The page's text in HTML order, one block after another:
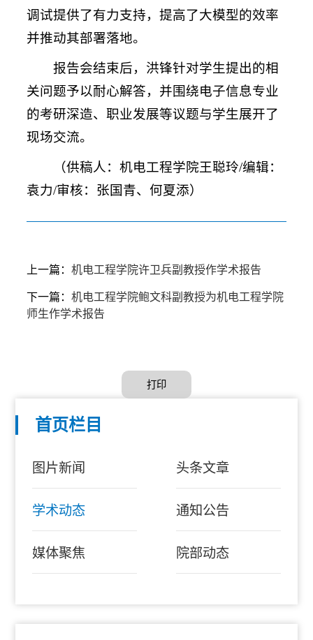
调试提供了有力支持，提高了大模型的效率
并推动其部署落地。
报告会结束后，洪锋针对学生提出的相
关问题予以耐心解答，并围绕电子信息专业
的考研深造、职业发展等议题与学生展开了
现场交流。
（供稿人：机电工程学院王聪玲/编辑：
袁力/审核：张国青、何夏添）
上一篇：机电工程学院许卫兵副教授作学术报告
下一篇：机电工程学院鲍文科副教授为机电工程学院
师生作学术报告
打印
首页栏目
图片新闻 头条文章
学术动态 通知公告
媒体聚焦 院部动态